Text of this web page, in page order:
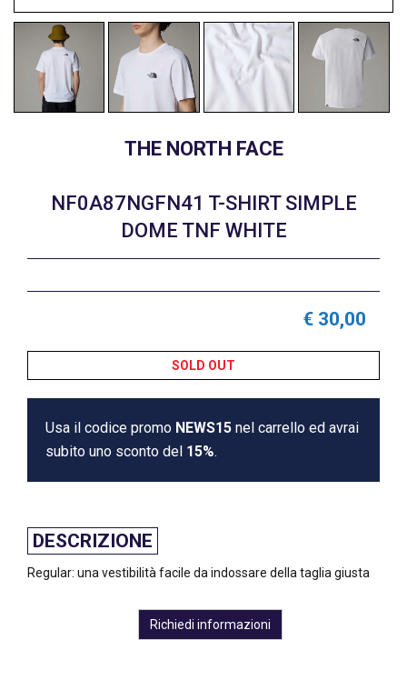
THE NORTH FACE
NF0A87NGFN41 T-SHIRT SIMPLE
DOME TNF WHITE
€ 30,00
SOLD OUT
Usa il codice promo NEWS15 nel carrello ed avrai
subito uno sconto del 15%.
DESCRIZIONE
Regular: una vestibilità facile da indossare della taglia giusta
Richiedi informazioni